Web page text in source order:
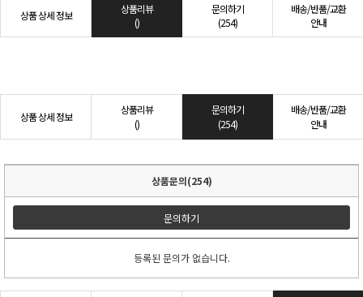
상품 상세 정보
상품리뷰
()
문의하기
(254)
배송/반품/교환
안내
상품 상세 정보
상품리뷰
()
문의하기
(254)
배송/반품/교환
안내
상품문의(254)
문의하기
등록된 문의가 없습니다.